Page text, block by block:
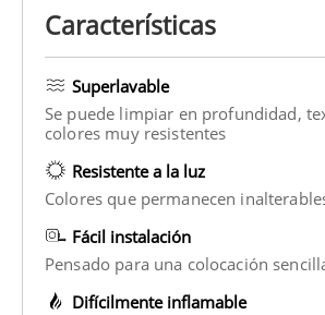
Características
Superlavable
Se puede limpiar en profundidad,
colores muy resistentes
Resistente a la luz
Colores que permanecen
Fácil instalación
Pensado para una colocación
Difícilmente inflamable